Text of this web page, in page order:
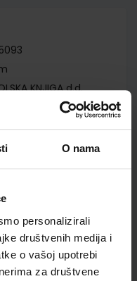
O nama
personalizirali
društvenih medija i
o vašoj upotrebi
za društvene
KNJIGA d.d.
RAZREDA OŠ
ATLAS